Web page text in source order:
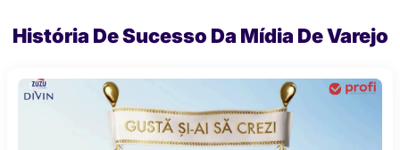
História De Sucesso Da Mídia De Varejo